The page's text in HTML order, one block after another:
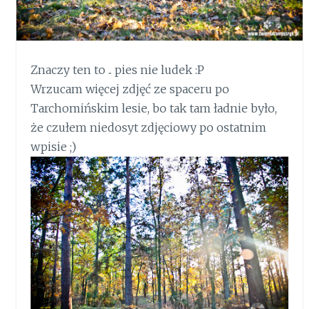
Znaczy ten to .. pies nie ludek :P
Wrzucam więcej zdjęć ze spaceru po
Tarchomińskim lesie, bo tak tam ładnie było,
że czułem niedosyt zdjęciowy po ostatnim
wpisie ;)